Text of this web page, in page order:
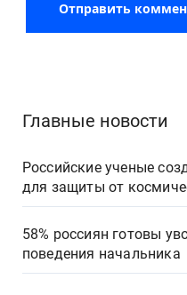
Главные новости
Российские ученые
для защиты от
58% россиян готовы
поведения начальника